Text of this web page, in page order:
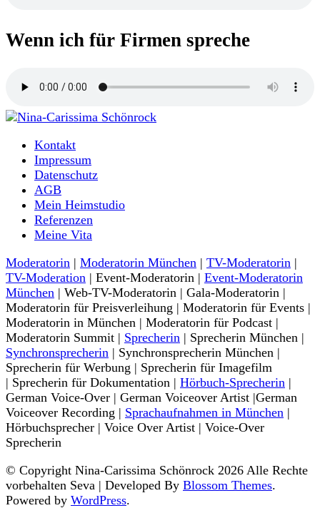
Wenn ich für Firmen spreche
Nina-Carissima Schönrock
Moderatorin und Sprecherin
Kontakt
Impressum
Datenschutz
AGB
Mein Heimstudio
Referenzen
Meine Vita
Moderatorin | Moderatorin München | TV-Moderatorin |
TV-Moderation | Event-Moderatorin | Event-Moderatorin
München | Web-TV-Moderatorin | Gala-Moderatorin |
Moderatorin für Preisverleihung | Moderatorin für Events |
Moderatorin in München | Moderatorin für Podcast |
Moderatorin Summit | Sprecherin | Sprecherin München |
Synchronsprecherin | Synchronsprecherin München |
Sprecherin für Werbung | Sprecherin für Imagefilm
| Sprecherin für Dokumentation | Hörbuch-Sprecherin |
German Voice-Over | German Voiceover Artist |German
Voiceover Recording | Sprachaufnahmen in München |
Hörbuchsprecher | Voice Over Artist | Voice-Over
Sprecherin
© Copyright Nina-Carissima Schönrock 2026 Alle Rechte
vorbehalten Seva | Developed By Blossom Themes.
Powered by WordPress.